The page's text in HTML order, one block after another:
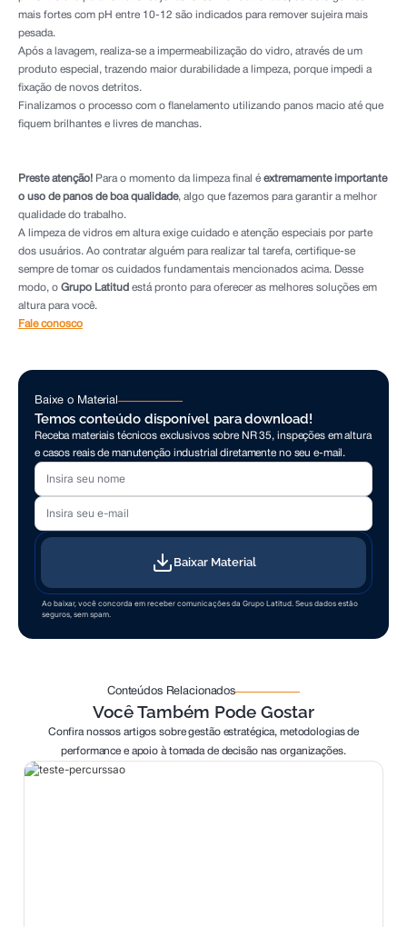
mais fortes com pH entre 10-12 são indicados para remover sujeira mais
pesada.
Após a lavagem, realiza-se a impermeabilização do vidro, através de um
produto especial, trazendo maior durabilidade a limpeza, porque impedi a
fixação de novos detritos.
Finalizamos o processo com o flanelamento utilizando panos macio até que
fiquem brilhantes e livres de manchas.
Preste atenção! Para o momento da limpeza final é extremamente importante
o uso de panos de boa qualidade, algo que fazemos para garantir a melhor
qualidade do trabalho.
A limpeza de vidros em altura exige cuidado e atenção especiais por parte
dos usuários. Ao contratar alguém para realizar tal tarefa, certifique-se
sempre de tomar os cuidados fundamentais mencionados acima. Desse
modo, o Grupo Latitud está pronto para oferecer as melhores soluções em
altura para você.
Fale conosco
Baixe o Material
Temos conteúdo disponível para download!
Receba materiais técnicos exclusivos sobre NR 35, inspeções em altura
e casos reais de manutenção industrial diretamente no seu e-mail.
Seu nome
Seu e-mail
Baixar Material
Ao baixar, você concorda em receber comunicações da Grupo Latitud. Seus dados estão
seguros, sem spam.
Conteúdos Relacionados
Você Também Pode Gostar
Confira nossos artigos sobre gestão estratégica, metodologias de
performance e apoio à tomada de decisão nas organizações.